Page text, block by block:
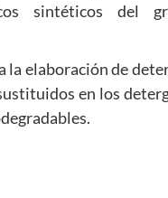
sintéticos del
la elaboración de
en los